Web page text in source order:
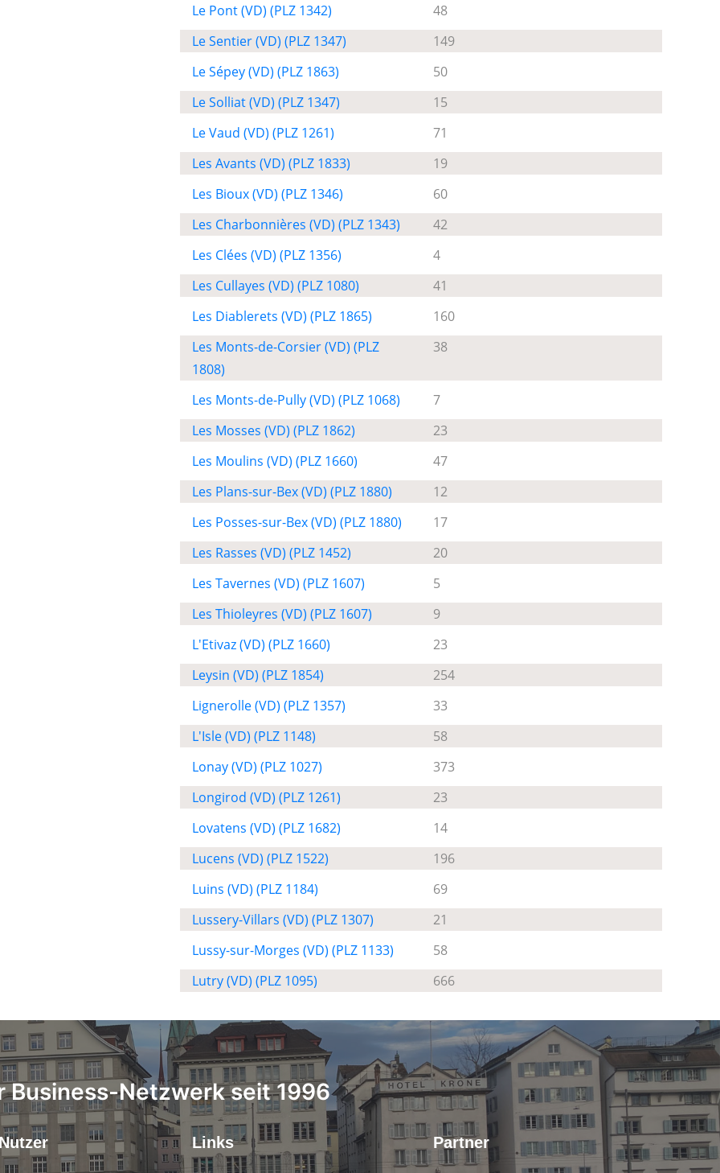
Le Pont (VD) (PLZ 1342)
48
Le Sentier (VD) (PLZ 1347)
149
Le Sépey (VD) (PLZ 1863)
50
Le Solliat (VD) (PLZ 1347)
15
Le Vaud (VD) (PLZ 1261)
71
Les Avants (VD) (PLZ 1833)
19
Les Bioux (VD) (PLZ 1346)
60
Les Charbonnières (VD) (PLZ 1343)
42
Les Clées (VD) (PLZ 1356)
4
Les Cullayes (VD) (PLZ 1080)
41
Les Diablerets (VD) (PLZ 1865)
160
Les Monts-de-Corsier (VD) (PLZ
1808)
38
Les Monts-de-Pully (VD) (PLZ 1068)
7
Les Mosses (VD) (PLZ 1862)
23
Les Moulins (VD) (PLZ 1660)
47
Les Plans-sur-Bex (VD) (PLZ 1880)
12
Les Posses-sur-Bex (VD) (PLZ 1880)
17
Les Rasses (VD) (PLZ 1452)
20
Les Tavernes (VD) (PLZ 1607)
5
Les Thioleyres (VD) (PLZ 1607)
9
L'Etivaz (VD) (PLZ 1660)
23
Leysin (VD) (PLZ 1854)
254
Lignerolle (VD) (PLZ 1357)
33
L'Isle (VD) (PLZ 1148)
58
Lonay (VD) (PLZ 1027)
373
Longirod (VD) (PLZ 1261)
23
Lovatens (VD) (PLZ 1682)
14
Lucens (VD) (PLZ 1522)
196
Luins (VD) (PLZ 1184)
69
Lussery-Villars (VD) (PLZ 1307)
21
Lussy-sur-Morges (VD) (PLZ 1133)
58
Lutry (VD) (PLZ 1095)
666
Business-Netzwerk seit 1996
Links Partner